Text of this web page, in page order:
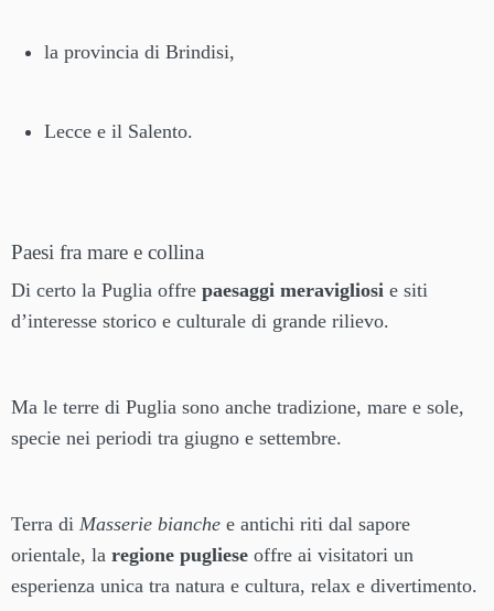
la provincia di Brindisi,
Lecce e il Salento.
Paesi fra mare e collina
Di certo la Puglia offre paesaggi meravigliosi e siti
d’interesse storico e culturale di grande rilievo.
Ma le terre di Puglia sono anche tradizione, mare e sole,
specie nei periodi tra giugno e settembre.
Terra di Masserie bianche e antichi riti dal sapore
orientale, la regione pugliese offre ai visitatori un
esperienza unica tra natura e cultura, relax e divertimento.